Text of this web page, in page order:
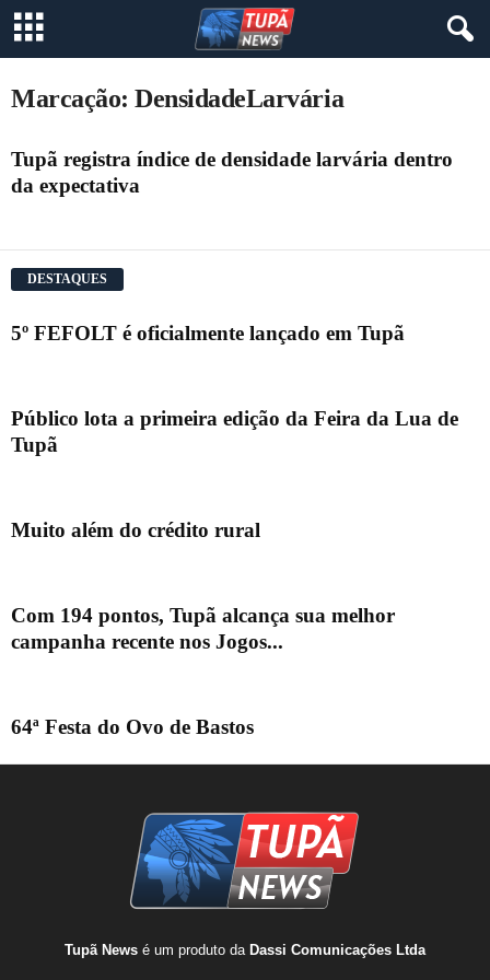
Marcação: DensidadeLarvária
Tupã registra índice de densidade larvária dentro
da expectativa
DESTAQUES
5º FEFOLT é oficialmente lançado em Tupã
Público lota a primeira edição da Feira da Lua de
Tupã
Muito além do crédito rural
Com 194 pontos, Tupã alcança sua melhor
campanha recente nos Jogos...
64ª Festa do Ovo de Bastos
Tupã News é um produto da Dassi Comunicações Ltda